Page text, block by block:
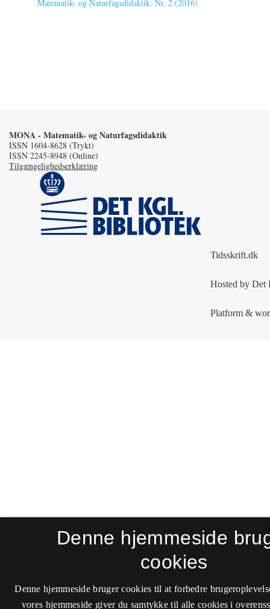
Matematik- og Naturfagsdidaktik: Nr. 2 (2016)
MONA - Matematik- og Naturfagsdidaktik
ISSN 1604-8628 (Trykt)
ISSN 2245-8948 (Online)
Tilgængelighedserklæring
Denne hjemmeside
cookies
Denne hjemmeside bruger cookies til at forbedre
vores hjemmeside giver du samtykke til alle cookies i